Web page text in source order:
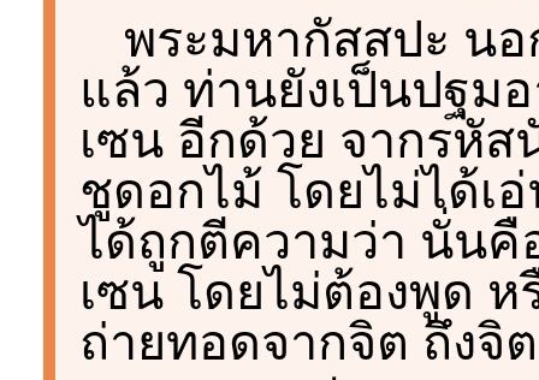
พระมหากัสสปะ น
แล้ว ท่านยังเป็นปฐม
เซน อีกด้วย จากรหัส
ชูดอกไม้ โดยไม่ได้เ
ได้ถูกตีความว่า นั่นคื
เซน โดยไม่ต้องพูด ห
ถ่ายทอดจากจิต ถึงจิ